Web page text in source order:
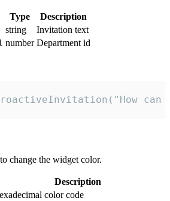
Type
Description
string
Invitation text
number Department id
change the widget color.
Description
color code